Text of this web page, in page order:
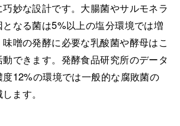
妙な設計です。大腸菌やサルモネラ
なる菌は5%以上の塩分環境では増
噌の発酵に必要な乳酸菌や酵母はこ
できます。発酵食品研究所のデータ
12%の環境では一般的な腐敗菌の
ます。